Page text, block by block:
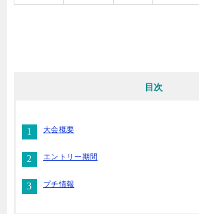
目次
大会概要
エントリー期間
プチ情報